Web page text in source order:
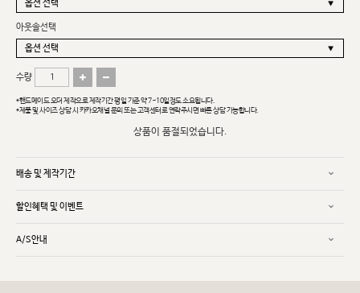
아웃솔선택
수량
*핸드메이드 오더 제작으로 제작기간 평일 기준 약 7~10일정도 소요됩니다.
*제품 및 사이즈 상담 시 카카오채널 문의 또는 고객센터로 연락주시면 빠른 상담 가능합니다.
상품이 품절되었습니다.
배송 및 제작기간
할인혜택 및 이벤트
A/S안내